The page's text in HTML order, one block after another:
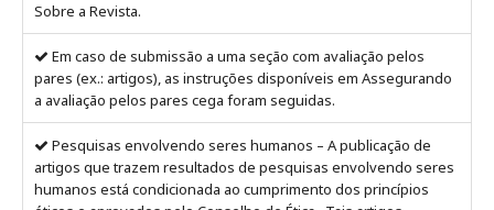
Sobre a Revista.
Em caso de submissão a uma seção com avaliação pelos
pares (ex.: artigos), as instruções disponíveis em Assegurando
a avaliação pelos pares cega foram seguidas.
Pesquisas envolvendo seres humanos – A publicação de
artigos que trazem resultados de pesquisas envolvendo seres
humanos está condicionada ao cumprimento dos princípios